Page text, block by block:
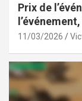
Prix de
11/03/2026